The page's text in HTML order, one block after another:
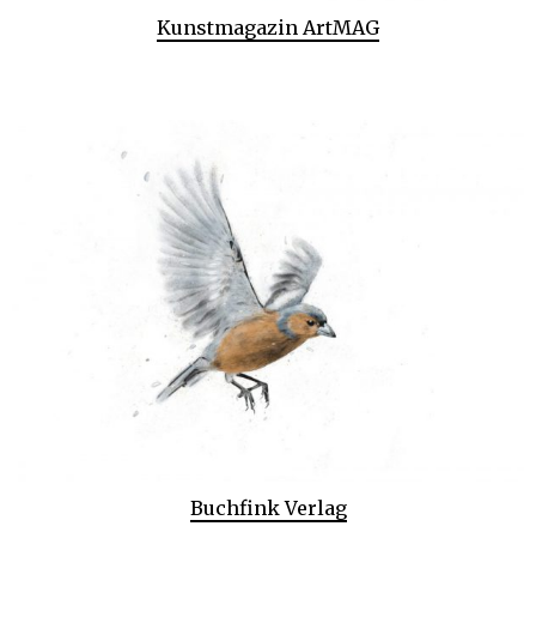
Kunstmagazin ArtMAG
Buchfink Verlag